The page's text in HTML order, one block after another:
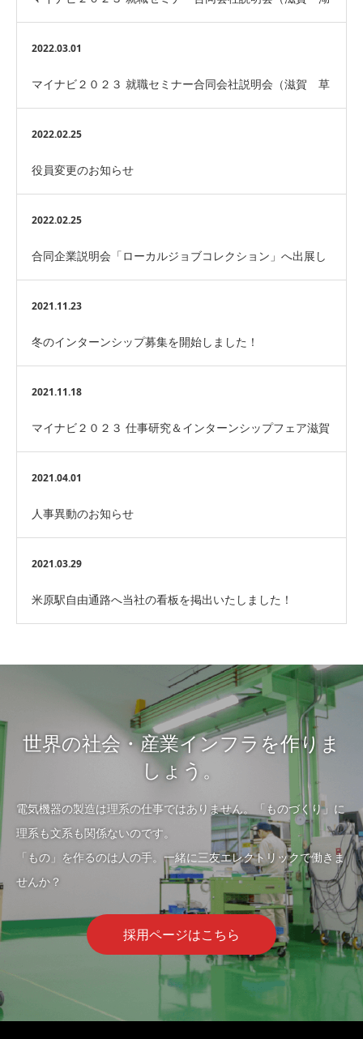
北会場）に参加します！
2022.03.01
マイナビ２０２３ 就職セミナー合同会社説明会（滋賀 草
津会場）に参加します！
2022.02.25
役員変更のお知らせ
2022.02.25
合同企業説明会「ローカルジョブコレクション」へ出展し
ます！
2021.11.23
冬のインターンシップ募集を開始しました！
2021.11.18
マイナビ２０２３ 仕事研究＆インターンシップフェア滋賀
へ参加します！
2021.04.01
人事異動のお知らせ
2021.03.29
米原駅自由通路へ当社の看板を掲出いたしました！
世界の社会・産業インフラを作りま
しょう。
電気機器の製造は理系の仕事ではありません。「ものづくり」に
理系も文系も関係ないのです。
「もの」を作るのは人の手。一緒に三友エレクトリックで働きま
せんか？
採用ページはこちら